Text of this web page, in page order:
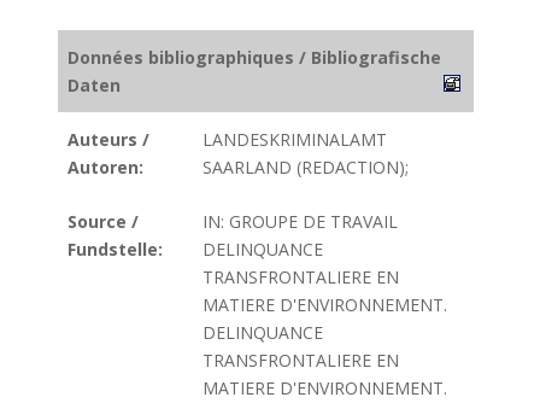
Données bibliographiques / Bibliografische
Daten
Auteurs /
Autoren:
LANDESKRIMINALAMT
SAARLAND (REDACTION);
Source /
Fundstelle:
IN: GROUPE DE TRAVAIL
DELINQUANCE
TRANSFRONTALIERE EN
MATIERE D'ENVIRONNEMENT.
DELINQUANCE
TRANSFRONTALIERE EN
MATIERE D'ENVIRONNEMENT.